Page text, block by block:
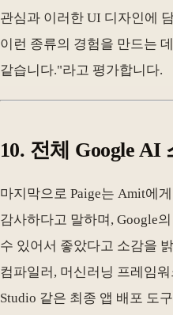
관심과 이러한 UI 디자인에
이런 종류의 경험을 만드는
같습니다."라고 평가합니다.
10. 전체 Google AI
마지막으로 Paige는 Amit에
감사하다고 말하며, Google
수 있어서 좋았다고 소감을
컴파일러, 머신러닝 프레임
Studio 같은 최종 앱 배포 도